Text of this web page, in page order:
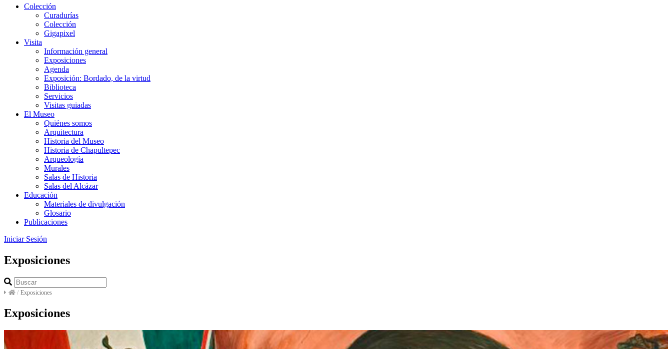
Colección
Curadurías
Colección
Gigapixel
Visita
Información general
Exposiciones
Agenda
Exposición: Bordado, de la virtud
Biblioteca
Servicios
Visitas guiadas
El Museo
Quiénes somos
Arquitectura
Historia del Museo
Historia de Chapultepec
Arqueología
Murales
Salas de Historia
Salas del Alcázar
Educación
Materiales de divulgación
Glosario
Publicaciones
Iniciar Sesión
Exposiciones
/ Exposiciones
Exposiciones